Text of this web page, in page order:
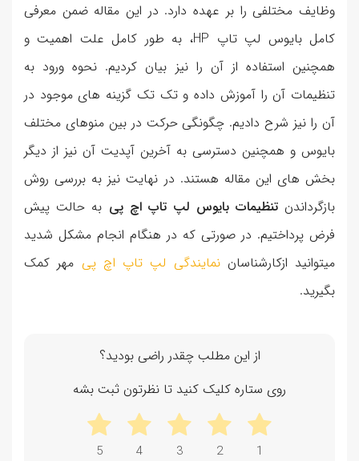
وظایف مختلفی را بر عهده دارد. در این مقاله ضمن معرفی
کامل بایوس لپ تاپ HP، به طور کامل علت اهمیت و
همچنین استفاده از آن را نیز بیان کردیم. نحوه ورود به
تنظیمات آن را آموزش داده و تک تک گزینه های موجود در
آن را نیز شرح دادیم. چگونگی حرکت در بین منوهای مختلف
بایوس و همچنین دسترسی به آخرین آپدیت آن نیز از دیگر
بخش های این مقاله هستند. در نهایت نیز به بررسی روش
بازگرداندنتنظیمات بایوس لپ تاپ اچ پی به حالت پیش
فرض پرداختیم. در صورتی که در هنگام انجام مشکل شدید
میتوانید ازکارشناساننمایندگی لپ تاپ اچ پی مهر کمک
بگیرید.
از این مطلب چقدر راضی بودید؟
روی ستاره کلیک کنید تا نظرتون ثبت بشه